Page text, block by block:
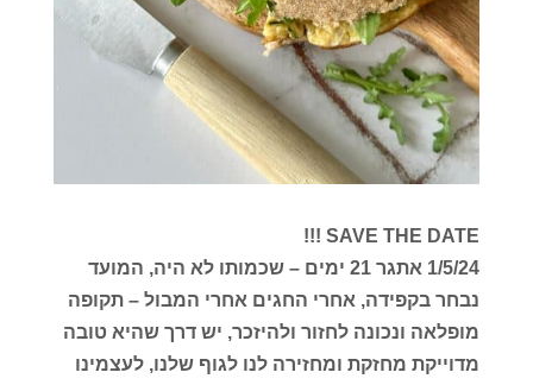
SAVE THE DATE !!!
1/5/24 אתגר 21 ימים – שכמותו לא היה, המועד
נבחר בקפידה, אחרי החגים אחרי המבול – תקופה
מופלאה ונכונה לחזור ולהיזכר, יש דרך שהיא טובה
מדוייקת מחזקת ומחזירה לנו לגוף שלנו, לעצמינו